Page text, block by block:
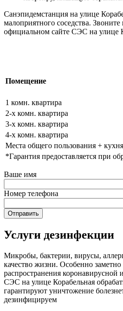
Санэпидемстанция на улице
малоприятного соседства. Звоните
официальном сайте СЭС на улице
Помещение
1 комн. квартира
2-х комн. квартира
3-х комн. квартира
4-х комн. квартира
Места общего пользования + кухня
*Гарантия предоставляется при
Ваше имя
Номер телефона
Услуги дезинфекции
Микробы, бактерии, вирусы,
качество жизни. Особенно заметно
распространения
СЭС на улице Корабельная
гарантируют уничтожение
дезинфицируем